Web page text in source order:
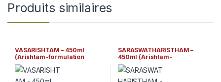
Produits similaires
VASARISHTAM – 450ml
(Arishtam-formulation
ayurvédique traditionnelle)
Arya Vaidya Sala Kottakkal
SARASWATHARISTHAM –
450ml (Arishtam-
formulation ayurvédique
traditionnelle) Arya Vaidya
Sala Kottakkal